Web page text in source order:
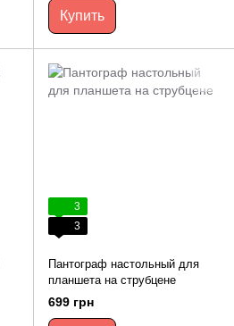
Купить
3
3
Пантограф настольный для
планшета на струбцене
699 грн